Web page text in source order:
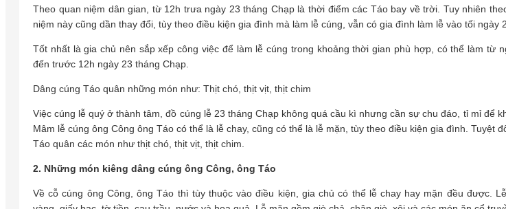
Theo quan niệm dân gian, từ 12h trưa ngày 23 tháng Chạp là thời điểm các Táo bay về trời. Tuy nhiên
niệm này cũng dần thay đổi, tùy theo điều kiện gia đình mà làm lễ cúng, vẫn có gia đình làm lễ vào tối ngày
Tốt nhất là gia chủ nên sắp xếp công việc để làm lễ cúng trong khoảng thời gian phù hợp, có thể làm từ
đến trước 12h ngày 23 tháng Chạp.
Dâng cúng Táo quân những món như: Thịt chó, thịt vịt, thịt chim
Việc cúng lễ quý ở thành tâm, đồ cúng lễ 23 tháng Chạp không quá cầu kì nhưng cần sự chu đáo, tỉ mỉ để
Mâm lễ cúng ông Công ông Táo có thể là lễ chay, cũng có thể là lễ mặn, tùy theo điều kiện gia đình. Tuyệt
Táo quân các món như thịt chó, thịt vịt, thịt chim.
2. Những món kiêng dâng cúng ông Công, ông Táo
Về cỗ cúng ông Công, ông Táo thì tùy thuộc vào điều kiện, gia chủ có thể lễ chay hay mặn đều được.